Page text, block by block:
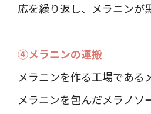
応を繰り返し、メラニンが
④メラニンの運搬
メラニンを作る工場である
メラニンを包んだメラノソ